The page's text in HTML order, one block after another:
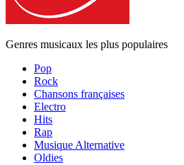
Genres musicaux les plus populaires
Pop
Rock
Chansons françaises
Electro
Hits
Rap
Musique Alternative
Oldies